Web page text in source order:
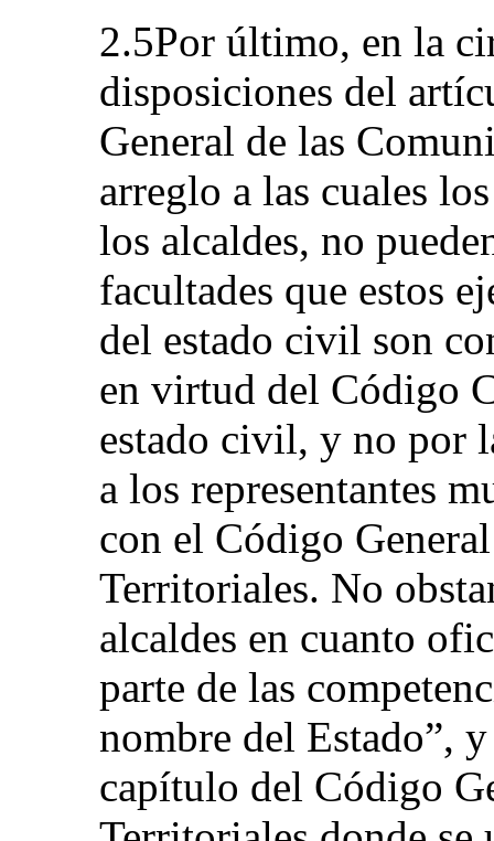
2.5Por último, en la
disposiciones del
General de las
arreglo a las cuales
los alcaldes, no
facultades que estos
del estado civil son
en virtud del Código
estado civil, y no por
a los representantes
con el Código
Territoriales. No
alcaldes en cuanto
parte de las
nombre del Estado”,
capítulo del Código